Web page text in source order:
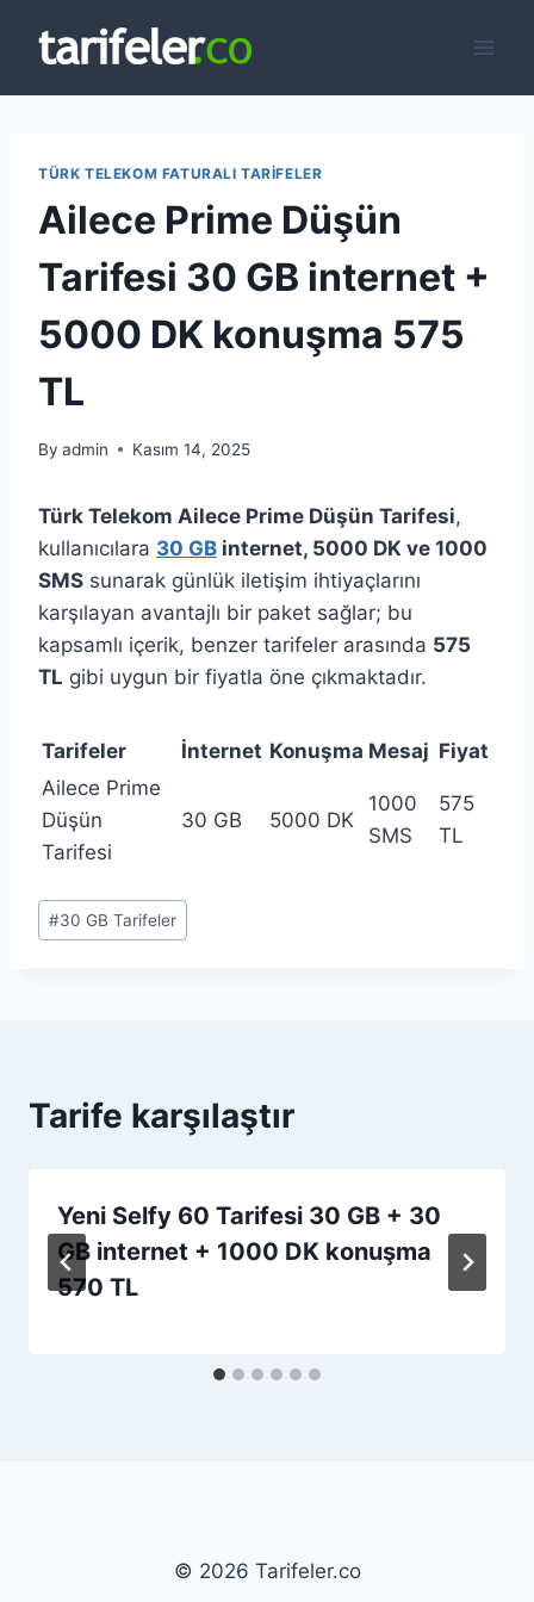
TÜRK TELEKOM FATURALI TARIFELER
Ailece Prime Düşün
Tarifesi 30 GB internet +
5000 DK konuşma 575
TL
By admin Kasım 14, 2025
Türk Telekom Ailece Prime Düşün Tarifesi,
kullanıcılara 30 GB internet, 5000 DK ve 1000
SMS sunarak günlük iletişim ihtiyaçlarını
karşılayan avantajlı bir paket sağlar; bu
kapsamlı içerik, benzer tarifeler arasında 575
TL gibi uygun bir fiyatla öne çıkmaktadır.
Tarifeler İnternet Konuşma Mesaj Fiyat
Ailece Prime
Düşün
Tarifesi
30 GB 5000 DK
1000
SMS
575
TL
Post
Tags:
#30 GB Tarifeler
Tarife karşılaştır
Yeni Selfy 60 Tarifesi 30 GB + 30
GB internet + 1000 DK konuşma
570 TL
© 2026 Tarifeler.co